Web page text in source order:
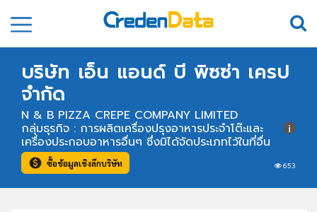
บริษัท เอ็น แอนด์ บี พิซซ่า เครป
จำกัด
N & B PIZZA CREPE COMPANY LIMITED
653
กลุ่มธุรกิจ : การผลิตเครื่องปรุงอาหารประจำโต๊ะและ
เครื่องประกอบอาหารอื่นๆ ซึ่งมิได้จัดประเภทไว้ในที่อื่น
ซื้อข้อมูลเชิงลึกบริษัท